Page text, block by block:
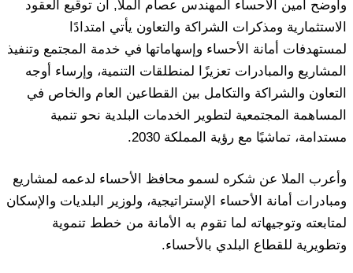
وأوضح أمين الأحساء المهندس عصام الملا, أن توقيع العقود
الاستثمارية ومذكرات الشراكة والتعاون يأتي امتدادًا
لمستهدفات أمانة الأحساء وإسهاماتها في خدمة المجتمع وتنفيذ
المشاريع والمبادرات تعزيزًا لمنطلقات التنمية، وإرساء أوجه
التعاون والشراكة والتكامل بين القطاعين العام والخاص في
المساهمة المجتمعية لتطوير الخدمات البلدية نحو تنمية
مستدامة، تماشيًا مع رؤية المملكة 2030.
وأعرب الملا عن شكره لسمو محافظ الأحساء لدعمه لمشاريع
ومبادرات أمانة الأحساء الإستراتيجية، ولوزير البلديات والإسكان
لمتابعته وتوجيهاته لما تقوم به الأمانة من خطط تنموية
وتطويرية للقطاع البلدي بالأحساء.